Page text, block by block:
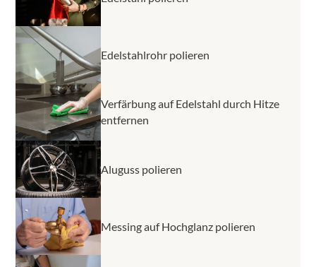
Edelstahlrohr polieren
Verfärbung auf Edelstahl durch Hitze
entfernen
Aluguss polieren
Messing auf Hochglanz polieren